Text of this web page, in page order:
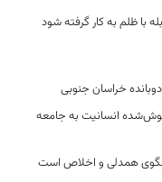
با ظلم به کار گرفته شود
انسانیت به جامعه
الگوی همدلی و اخلاص است